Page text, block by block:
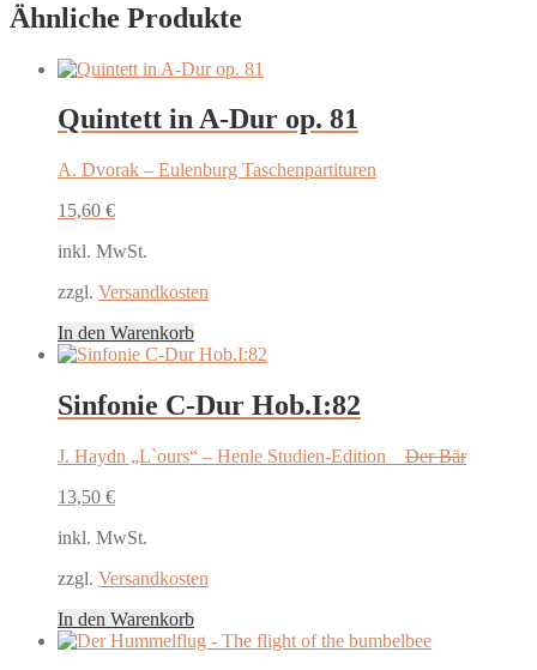
Ähnliche Produkte
Quintett in A-Dur op. 81
A. Dvorak – Eulenburg Taschenpartituren
15,60 €
inkl. MwSt.
zzgl. Versandkosten
In den Warenkorb
Sinfonie C-Dur Hob.I:82
J. Haydn „L`ours“ – Henle Studien-Edition Der Bär
13,50 €
inkl. MwSt.
zzgl. Versandkosten
In den Warenkorb